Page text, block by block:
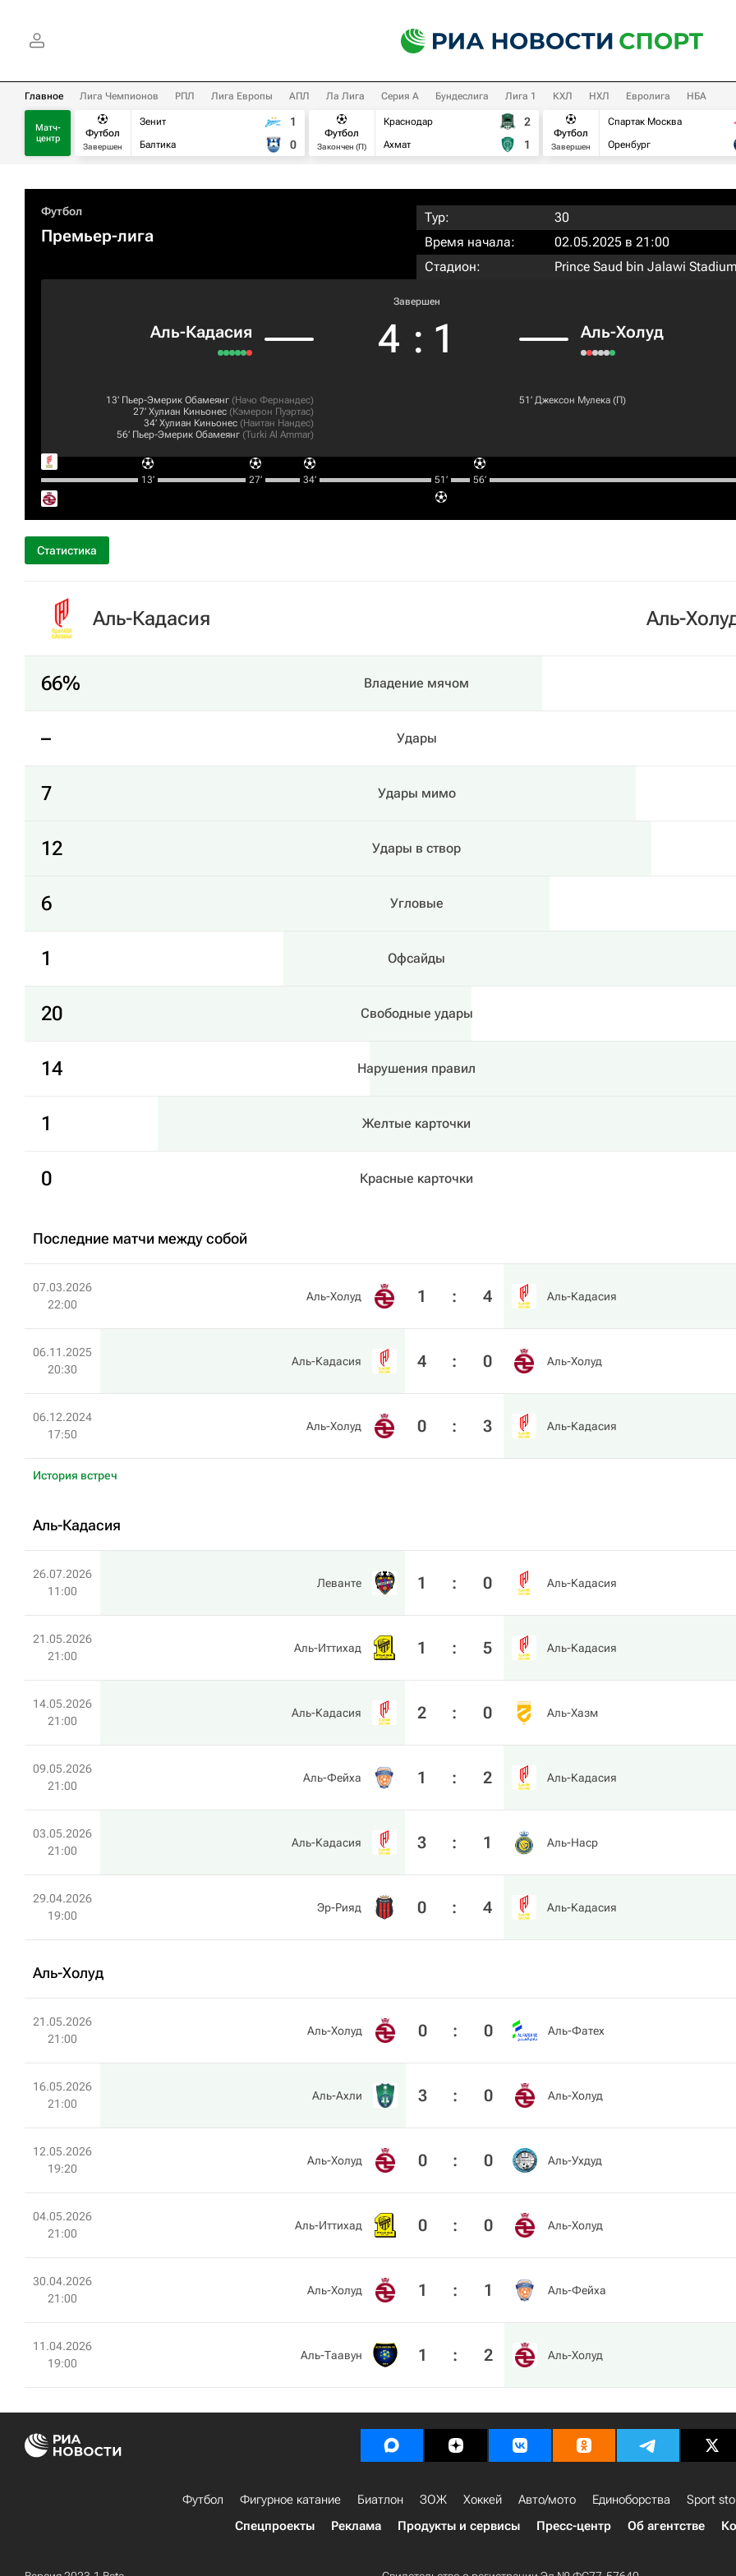
Главное Лига Чемпионов РПЛ Лига Европы АПЛ Ла Лига Серия А Бундеслига Лига 1 КХЛ НХЛ Евролига НБА
Матч-
центр
Футбол
Завершен
Зенит
Балтика
1
0
Футбол
Закончен (П)
Краснодар
Ахмат
2
1
Футбол
Завершен
Спартак Москва
Оренбург
Футбол
Премьер-лига
Тур:
30
Время начала:
02.05.2025 в 21:00
Стадион:
Prince Saud bin Jalawi
Аль-Кадасия
Завершен
4 : 1 Аль-Холуд
13‎’‎ Пьер-Эмерик Обамеянг (Начо Фернандес)
27‎’‎ Хулиан Киньонес (Кэмерон Пуэртас)
34‎’‎ Хулиан Киньонес (Наитан Нандес)
56‎’‎ Пьер-Эмерик Обамеянг (Turki Al Ammar)
51‎’‎ Джексон Мулека (П)
13‎’‎ 27‎’‎ 34‎’‎ 51‎’‎ 56‎’‎
Статистика
Аль-Кадасия Аль-
66% Владение мячом
– Удары
7 Удары мимо
12 Удары в створ
6 Угловые
1 Офсайды
20 Свободные удары
14 Нарушения правил
1 Желтые карточки
0 Красные карточки
Последние матчи между собой
07.03.2026
22:00
Аль-Холуд 1 : 4 Аль-Кадасия
06.11.2025
20:30
Аль-Кадасия 4 : 0 Аль-Холуд
06.12.2024
17:50
Аль-Холуд 0 : 3 Аль-Кадасия
История встреч
Аль-Кадасия
26.07.2026
11:00
Леванте 1 : 0 Аль-Кадасия
21.05.2026
21:00
Аль-Иттихад 1 : 5 Аль-Кадасия
14.05.2026
21:00
Аль-Кадасия 2 : 0 Аль-Хазм
09.05.2026
21:00
Аль-Фейха 1 : 2 Аль-Кадасия
03.05.2026
21:00
Аль-Кадасия 3 : 1 Аль-Наср
29.04.2026
19:00
Эр-Рияд 0 : 4 Аль-Кадасия
Аль-Холуд
21.05.2026
21:00
Аль-Холуд 0 : 0 Аль-Фатех
16.05.2026
21:00
Аль-Ахли 3 : 0 Аль-Холуд
12.05.2026
19:20
Аль-Холуд 0 : 0 Аль-Ухдуд
04.05.2026
21:00
Аль-Иттихад 0 : 0 Аль-Холуд
30.04.2026
21:00
Аль-Холуд 1 : 1 Аль-Фейха
11.04.2026
19:00
Аль-Таавун 1 : 2 Аль-Холуд
Футбол Фигурное катание Биатлон ЗОЖ Хоккей Авто/мото Единоборства
Sport
Спецпроекты
Реклама Продукты и сервисы Пресс-центр Об агентстве